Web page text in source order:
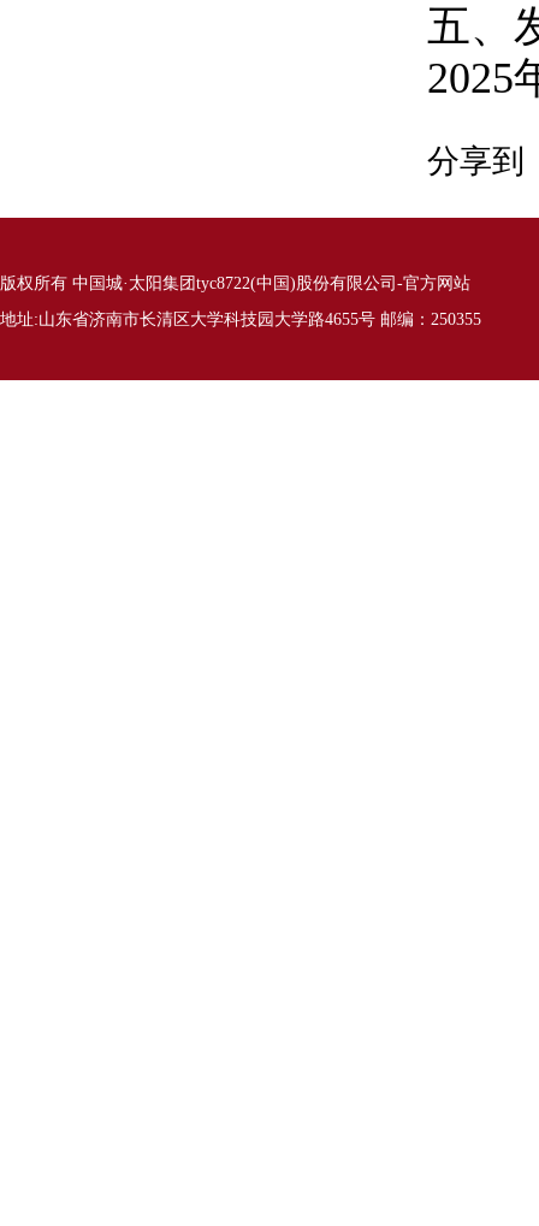
五、
2025
分享到
版权所有 中国城·太阳集团tyc8722(中国)股份有限公司-官方网站
地址:山东省济南市长清区大学科技园大学路4655号 邮编：250355